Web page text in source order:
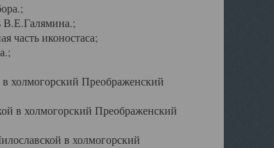
часть иконостаса;
холмогорский Преображенский
в холмогорский Преображенский
в холмогорский